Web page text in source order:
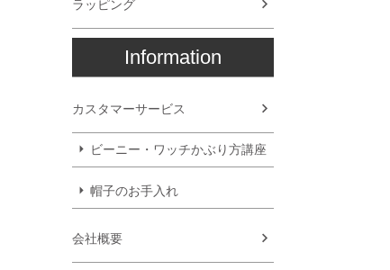
ラッピング
Information
カスタマーサービス
ビーニー・ワッチかぶり方講座
帽子のお手入れ
会社概要